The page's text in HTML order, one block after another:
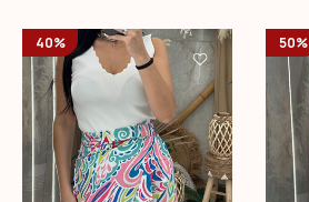
40% 50%